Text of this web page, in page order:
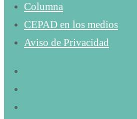
Columna
CEPAD en los medios
Aviso de Privacidad